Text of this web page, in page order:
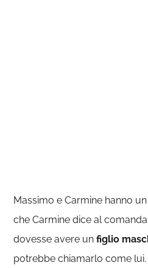
Massimo e Carmine hanno un
che Carmine dice al
dovesse avere un figlio
potrebbe chiamarlo come